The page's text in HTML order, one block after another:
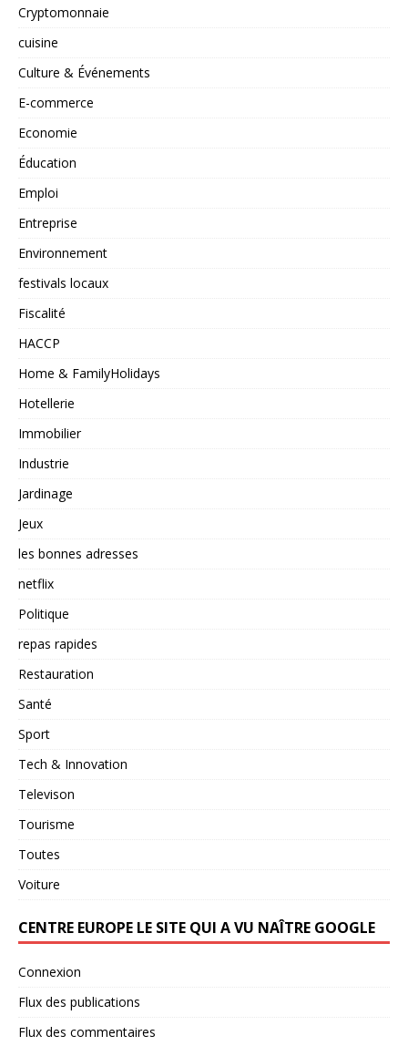
Cryptomonnaie
cuisine
Culture & Événements
E-commerce
Economie
Éducation
Emploi
Entreprise
Environnement
festivals locaux
Fiscalité
HACCP
Home & FamilyHolidays
Hotellerie
Immobilier
Industrie
Jardinage
Jeux
les bonnes adresses
netflix
Politique
repas rapides
Restauration
Santé
Sport
Tech & Innovation
Televison
Tourisme
Toutes
Voiture
CENTRE EUROPE LE SITE QUI A VU NAÎTRE GOOGLE
Connexion
Flux des publications
Flux des commentaires